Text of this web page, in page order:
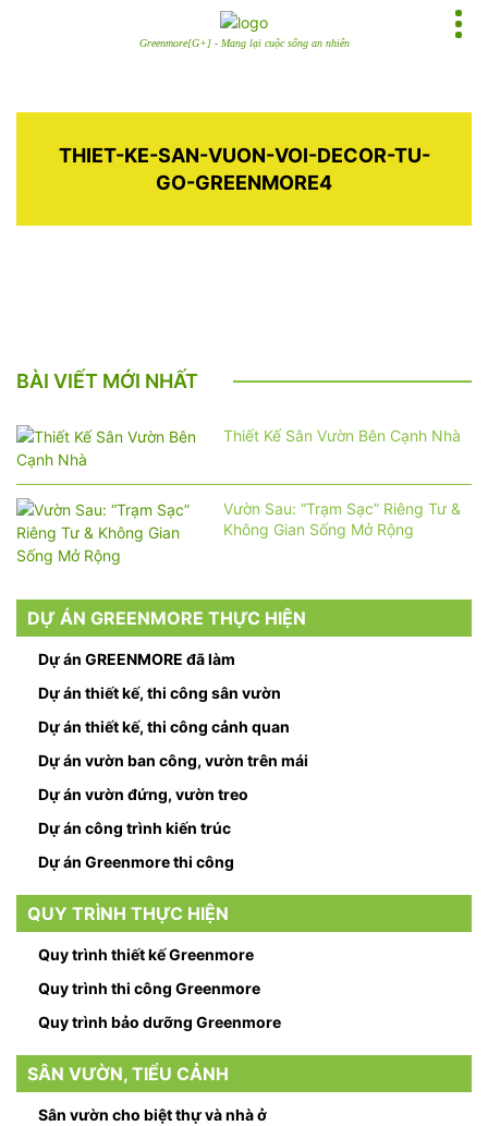
Greenmore[G+] - Mang lại cuộc sống an nhiên
THIET-KE-SAN-VUON-VOI-DECOR-TU-
GO-GREENMORE4
BÀI VIẾT MỚI NHẤT
Thiết Kế Sân Vườn Bên Cạnh Nhà
Vườn Sau: “Trạm Sạc” Riêng Tư &
Không Gian Sống Mở Rộng
DỰ ÁN GREENMORE THỰC HIỆN
Dự án GREENMORE đã làm
Dự án thiết kế, thi công sân vườn
Dự án thiết kế, thi công cảnh quan
Dự án vườn ban công, vườn trên mái
Dự án vườn đứng, vườn treo
Dự án công trình kiến trúc
Dự án Greenmore thi công
QUY TRÌNH THỰC HIỆN
Quy trình thiết kế Greenmore
Quy trình thi công Greenmore
Quy trình bảo dưỡng Greenmore
SÂN VƯỜN, TIỂU CẢNH
Sân vườn cho biệt thự và nhà ở